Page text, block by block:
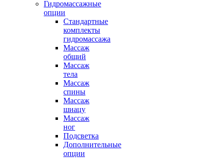
Гидромассажные
опции
Стандартные
комплекты
гидромассажа
Массаж
общий
Массаж
тела
Массаж
спины
Массаж
шиацу
Массаж
ног
Подсветка
Дополнительные
опции